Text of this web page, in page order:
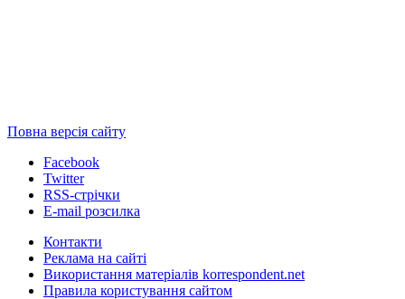
Повна версія сайту
Facebook
Twitter
RSS-стрічки
E-mail розсилка
Контакти
Реклама на сайті
Використання матеріалів korrespondent.net
Правила користування сайтом